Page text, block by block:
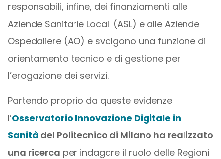
responsabili, infine, dei finanziamenti alle
Aziende Sanitarie Locali (ASL) e alle Aziende
Ospedaliere (AO) e svolgono una funzione di
orientamento tecnico e di gestione per
l’erogazione dei servizi.
Partendo proprio da queste evidenze
l’Osservatorio Innovazione Digitale in
Sanità del Politecnico di Milano ha realizzato
una ricerca per indagare il ruolo delle Regioni